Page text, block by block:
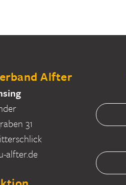
Alfter
31
alfter.de